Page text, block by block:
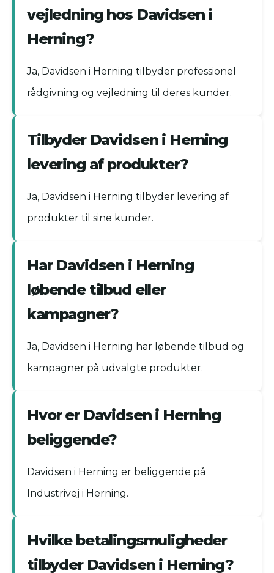
vejledning hos Davidsen i
Herning?
Ja, Davidsen i Herning tilbyder professionel
rådgivning og vejledning til deres kunder.
Tilbyder Davidsen i Herning
levering af produkter?
Ja, Davidsen i Herning tilbyder levering af
produkter til sine kunder.
Har Davidsen i Herning
løbende tilbud eller
kampagner?
Ja, Davidsen i Herning har løbende tilbud og
kampagner på udvalgte produkter.
Hvor er Davidsen i Herning
beliggende?
Davidsen i Herning er beliggende på
Industrivej i Herning.
Hvilke betalingsmuligheder
tilbyder Davidsen i Herning?